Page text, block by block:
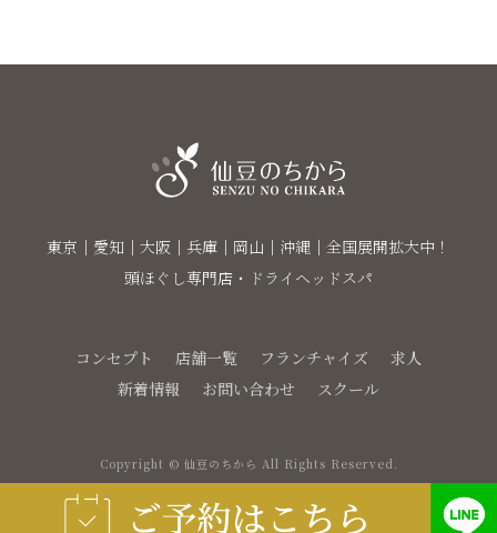
東京｜愛知｜大阪｜兵庫｜岡山｜沖縄｜全国展開拡大中！
頭ほぐし専門店・ドライヘッドスパ
コンセプト 店舗一覧 フランチャイズ
求人
新着情報
お問い合わせ スクール
Copyright © 仙豆のちから All Rights Reserved.